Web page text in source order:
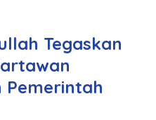
Tegaskan
Pemerintah